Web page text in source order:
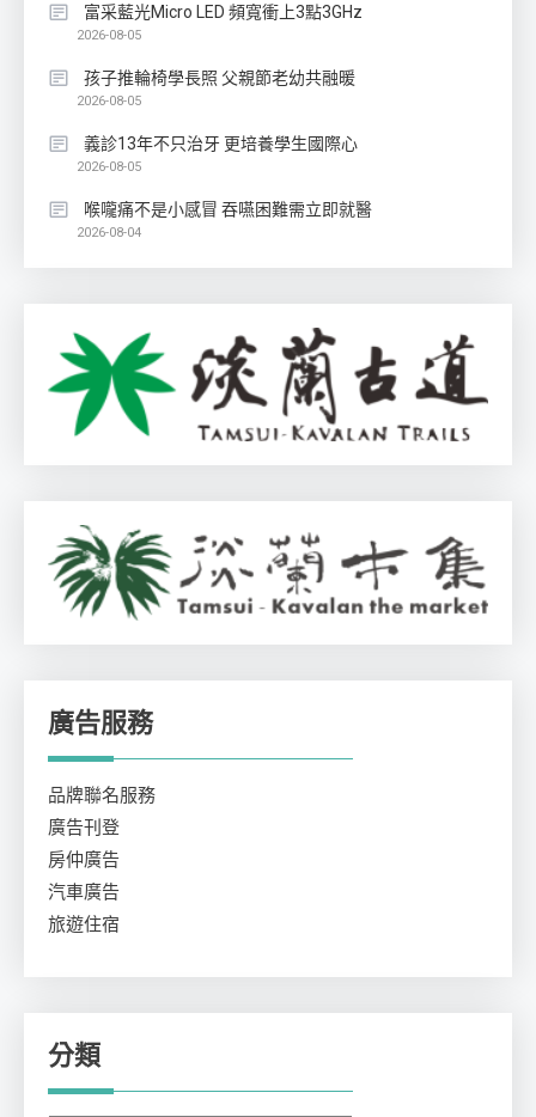
富采藍光Micro LED 頻寬衝上3點3GHz
2026-08-05
孩子推輪椅學長照 父親節老幼共融暖
2026-08-05
義診13年不只治牙 更培養學生國際心
2026-08-05
喉嚨痛不是小感冒 吞嚥困難需立即就醫
2026-08-04
廣告服務
品牌聯名服務
廣告刊登
房仲廣告
汽車廣告
旅遊住宿
分類